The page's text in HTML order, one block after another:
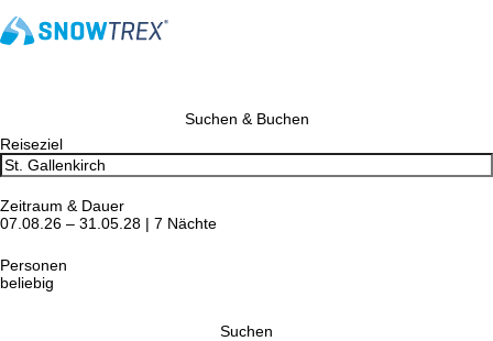
Suchen & Buchen
Reiseziel
Zeitraum & Dauer
07.08.26 – 31.05.28 | 7 Nächte
Personen
beliebig
Suchen